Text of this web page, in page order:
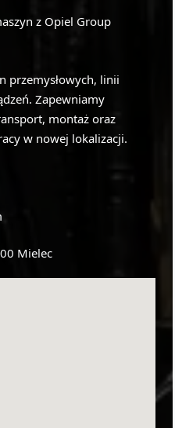
z Opiel Group
przemysłowych, linii
Zapewniamy
montaż oraz
w nowej lokalizacji.
Mielec